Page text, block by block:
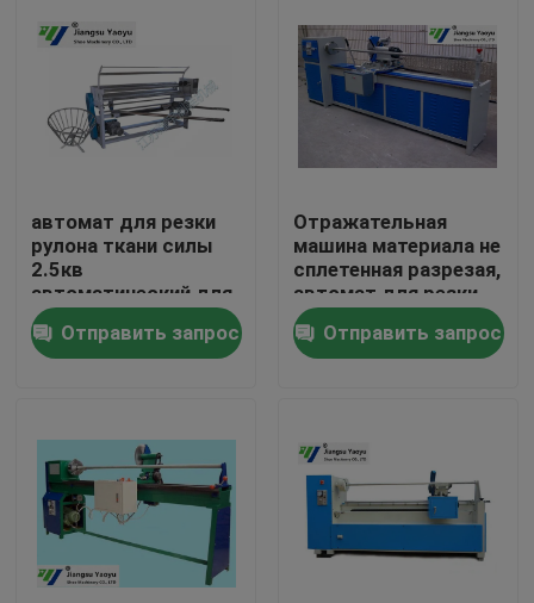
Путешествие фабрики
Проверка качества
Свяжитесь мы
Спросите цитату
Гидровлический умирает автомат для резки
Гидравлическая пресса умирает автомат для резки
Гидравлический автомат для резки руки качания
автомат для резки
рулона ткани силы
2.5кв
автоматический для
двухсторонней
резины
Отправить запрос
Отражательная
машина материала не
сплетенная разрезая,
автомат для резки
крена ткани
Отправить запрос